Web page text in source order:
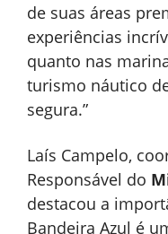
de suas áreas
experiências
quanto nas
turismo náutico
segura.”
Laís Campelo,
Responsável do
destacou a
Bandeira Azul é